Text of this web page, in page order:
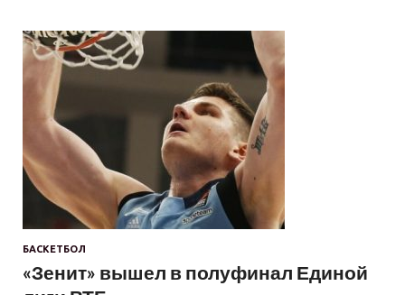
БАСКЕТБОЛ
«Зенит» вышел в полуфинал Единой